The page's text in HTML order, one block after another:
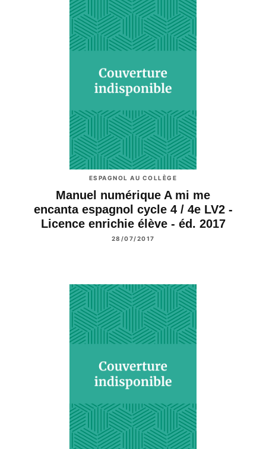
ESPAGNOL AU COLLÈGE
Manuel numérique A mi me
encanta espagnol cycle 4 / 4e LV2 -
Licence enrichie élève - éd. 2017
28/07/2017